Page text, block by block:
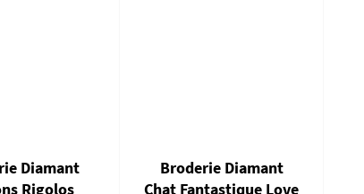
Diamant
Rigolos
Broderie Diamant
Chat Fantastique Love